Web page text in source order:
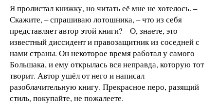
Я пролистал книжку, но читать её мне не хотелось. –
Скажите, – спрашиваю лотошника, – что из себя
представляет автор этой книги? – О, знаете, это
известный диссидент и правозащитник из соседней с
нами страны. Он некоторое время работал у самого
Большака, и ему открылась вся неправда, которую тот
творит. Автор ушёл от него и написал
разоблачительную книгу. Прекрасное перо, разящий
стиль, покупайте, не пожалеете.